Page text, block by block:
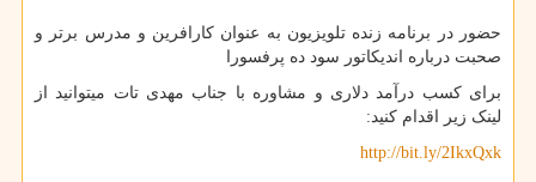
حضور در برنامه زنده تلویزیون به عنوان کارافرین و مدرس برتر و
صحبت درباره اندیکاتور سود ده پرفسورا
برای کسب درآمد دلاری و مشاوره با جناب مهدی تات میتوانید از
لینک زیر اقدام کنید:
http://bit.ly/2IkxQxk